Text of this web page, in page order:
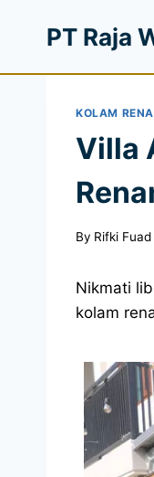
PT Raja
KOLAM
Villa
By Rifki Fuad
Nikmati
kolam